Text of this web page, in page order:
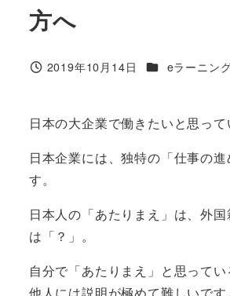
方へ
2019年10月14日 eラーニン
日本の大企業で働きたいと思って
日本企業には、独特の「仕事の進
す。
日本人の「あたりまえ」は、外
は「？」。
自分で「あたりまえ」と思って
他人には説明が極めて難しいです